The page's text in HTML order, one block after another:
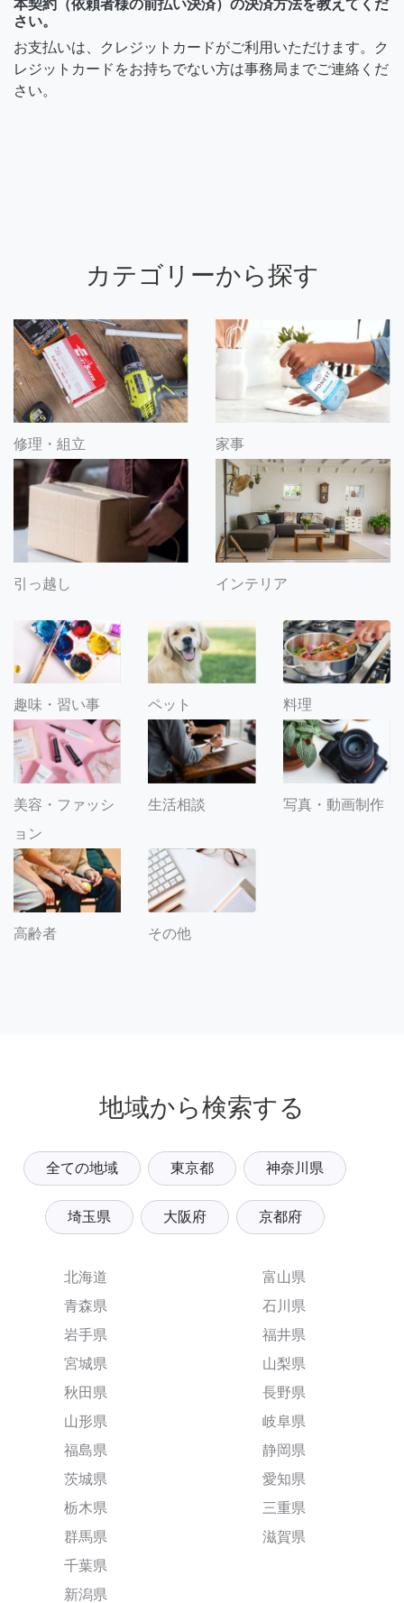
本契約（依頼者様の前払い決済）の決済方法を教えてくだ
さい。
お支払いは、クレジットカードがご利用いただけます。ク
レジットカードをお持ちでない方は事務局までご連絡くだ
さい。
カテゴリーから探す
修理・組立 家事
引っ越し インテリア
趣味・習い事 ペット 料理
美容・ファッシ
ョン
生活相談 写真・動画制作
高齢者 その他
地域から検索する
全ての地域 東京都 神奈川県
埼玉県 大阪府 京都府
北海道
青森県
岩手県
宮城県
秋田県
山形県
福島県
茨城県
栃木県
群馬県
千葉県
新潟県
富山県
石川県
福井県
山梨県
長野県
岐阜県
静岡県
愛知県
三重県
滋賀県